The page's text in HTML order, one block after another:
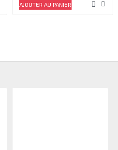
AJOUTER AU PANIER